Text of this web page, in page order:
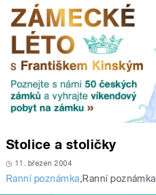
Stolice a stoličky
11. březen 2004
Ranní poznámka,Ranní poznámka